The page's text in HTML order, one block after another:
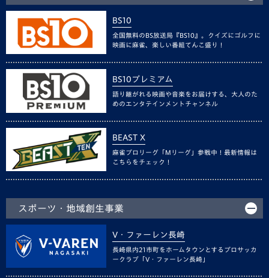
BS10
全国無料のBS放送局『BS10』。クイズにゴルフに
映画に麻雀、楽しい番組てんこ盛り！
BS10プレミアム
語り継がれる映画や音楽をお届けする、大人のた
めのエンタテインメントチャンネル
BEAST X
麻雀プロリーグ「Mリーグ」参戦中！最新情報は
こちらをチェック！
スポーツ・地域創生事業
V・ファーレン長崎
長崎県内21市町をホームタウンとするプロサッカ
ークラブ「V・ファーレン長崎」